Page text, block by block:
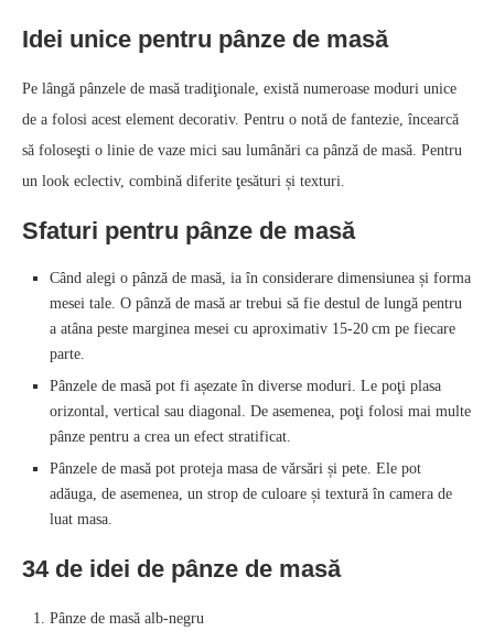
Idei unice pentru pânze de masă
Pe lângă pânzele de masă tradiţionale, există numeroase moduri unice
de a folosi acest element decorativ. Pentru o notă de fantezie, încearcă
să foloseşti o linie de vaze mici sau lumânări ca pânză de masă. Pentru
un look eclectiv, combină diferite ţesături și texturi.
Sfaturi pentru pânze de masă
Când alegi o pânză de masă, ia în considerare dimensiunea și forma
mesei tale. O pânză de masă ar trebui să fie destul de lungă pentru
a atâna peste marginea mesei cu aproximativ 15‑20 cm pe fiecare
parte.
Pânzele de masă pot fi așezate în diverse moduri. Le poţi plasa
orizontal, vertical sau diagonal. De asemenea, poţi folosi mai multe
pânze pentru a crea un efect stratificat.
Pânzele de masă pot proteja masa de vărsări și pete. Ele pot
adăuga, de asemenea, un strop de culoare și textură în camera de
luat masa.
34 de idei de pânze de masă
Pânze de masă alb-negru